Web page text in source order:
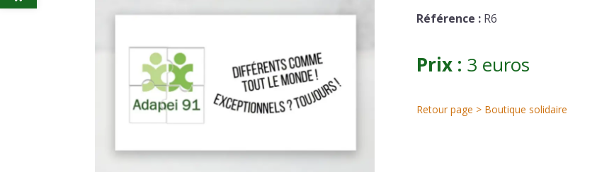
Référence : R6
Prix : 3 euros
Retour page > Boutique solidaire